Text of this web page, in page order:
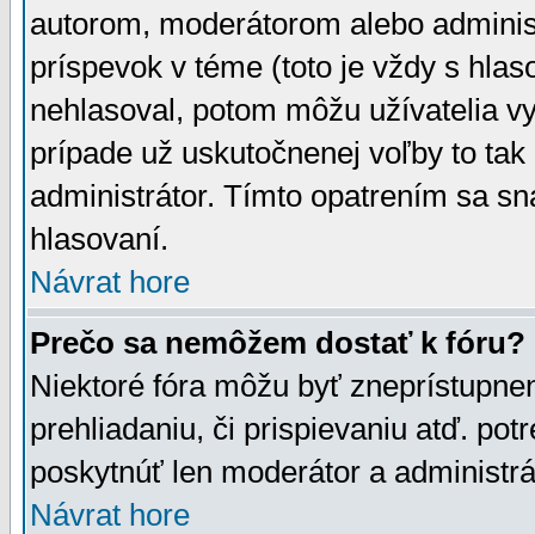
autorom, moderátorom alebo
príspevok v téme (toto je vždy s
nehlasoval, potom môžu užívatelia
prípade už uskutočnenej voľby to
administrátor. Tímto opatrením sa
hlasovaní.
Návrat hore
Prečo sa nemôžem dostať k fóru?
Niektoré fóra môžu byť
prehliadaniu, či prispievaniu atď.
poskytnúť len moderátor a
Návrat hore